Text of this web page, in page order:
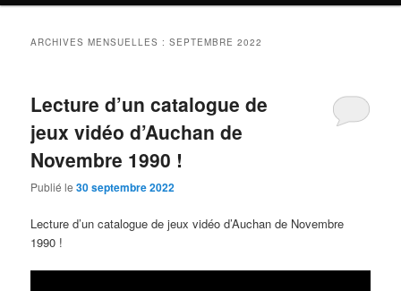
ARCHIVES MENSUELLES :SEPTEMBRE 2022
Lecture d’un catalogue de
jeux vidéo d’Auchan de
Novembre 1990 !
Publié le30 septembre 2022
Lecture d’un catalogue de jeux vidéo d’Auchan de Novembre
1990 !